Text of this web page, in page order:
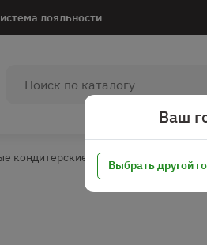
лояльности
кондитерские изделия Печенье/
Ваш
Выбрать другой